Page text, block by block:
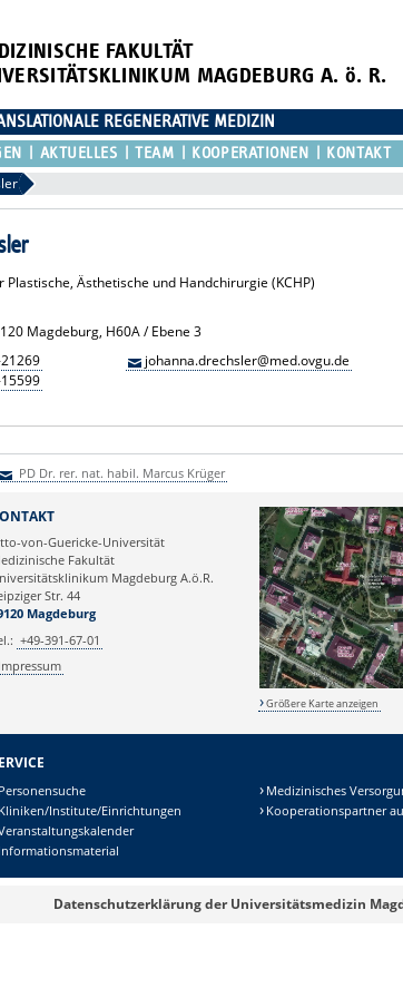
FAKULTÄT
MAGDEBURG A. ö. R.
REGENERATIVE MEDIZIN
AKTUELLES TEAM KOOPERATIONEN KONTAKT
Ästhetische und Handchirurgie (KCHP)
Magdeburg, H60A / Ebene 3
johanna.drechsler@med.ovgu.de
PD Dr. rer. nat. habil. Marcus Krüger
Dr. rer. nat. habil. Marcus Krüger
von-Guericke-Universität
Fakultät
Magdeburg A.ö.R.
Str. 44
Magdeburg
+49-391-67-01
Impressum
Größere Karte anzeigen
Personensuche
Kliniken/Institute/Einrichtungen
Informationsmaterial
Medizinisches
Kooperationspartner
Datenschutzerklärung der Universitätsmedizin